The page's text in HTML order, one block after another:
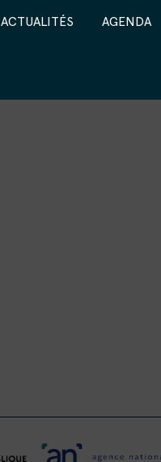
ACTUALITÉS
AGENDA